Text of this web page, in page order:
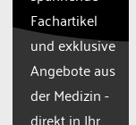
list of
used.
Powered
Consent
Fachartikel
und exklusive
Angebote aus
der Medizin -
direkt in Ihr